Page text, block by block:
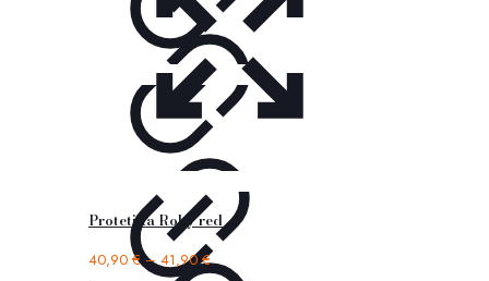
Protetika Roby red
40,90 €–41,90€